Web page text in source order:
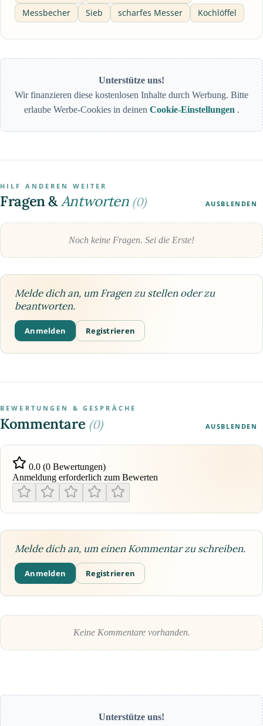
Messbecher Sieb scharfes Messer Kochlöffel
Unterstütze uns!
Wir finanzieren diese kostenlosen Inhalte durch Werbung. Bitte
erlaube Werbe-Cookies in deinen Cookie-Einstellungen .
HILF ANDEREN WEITER
Fragen &Antworten (0) AUSBLENDEN
Noch keine Fragen. Sei die Erste!
Melde dich an, um Fragen zu stellen oder zu
beantworten.
Anmelden Registrieren
BEWERTUNGEN & GESPRÄCHE
Kommentare (0) AUSBLENDEN
0.0 (0 Bewertungen)
Anmeldung erforderlich zum Bewerten
Melde dich an, um einen Kommentar zu schreiben.
Anmelden Registrieren
Keine Kommentare vorhanden.
Unterstütze uns!